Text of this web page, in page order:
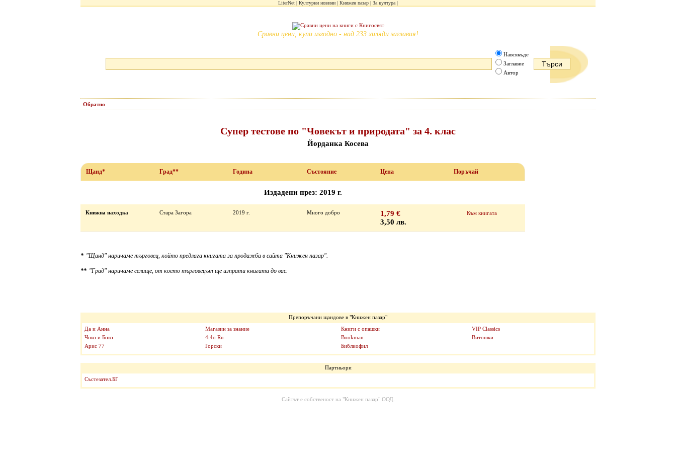
LiterNet Културни новини Книжен пазар За култура
Сравни цени, купи изгодно - над 233 хиляди заглавия!
Навсякъде
Заглавие
Автор
Обратно
Супер тестове по "Човекът и природата" за 4. клас
Йорданка Косева
Щанд* Град** Година Състояние Цена Поръчай
Издадени през: 2019 г.
Книжна находка Стара Загора 2019 г. Много добро
1,79 €
3,50 лв.
Към книгата
* "Щанд" наричаме търговец, който предлага книгата за продажба в сайта "Книжен пазар".
** "Град" наричаме селище, от което търговецът ще изпрати книгата до вас.
Препоръчани щандове в "Книжен пазар"
Да и Анна
Чоко и Боко
Арис 77
Магазин за знание
4i4o Ru
Горски
Книги с опашки
Bookman
Библиофил
VIP Classics
Витошки
Партньори
Състезател.БГ
Сайтът е собственост на "Книжен пазар" ООД